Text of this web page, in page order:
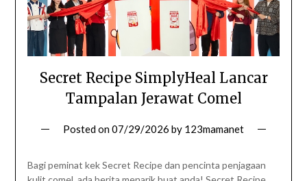
Secret Recipe SimplyHeal Lancar
Tampalan Jerawat Comel
Posted on07/29/2026 by 123mamanet
Bagi peminat kek Secret Recipe dan pencinta penjagaan